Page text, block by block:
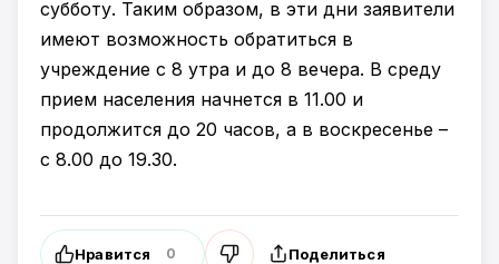
субботу. Таким образом, в эти дни заявители
имеют возможность обратиться в
учреждение с 8 утра и до 8 вечера. В среду
прием населения начнется в 11.00 и
продолжится до 20 часов, а в воскресенье –
с 8.00 до 19.30.
Нравится 0 Поделиться